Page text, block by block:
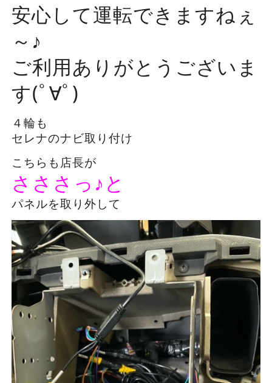
安心して運転できますねぇ
～♪
ご利用ありがとうございま
す(ﾟ∀ﾟ)
４輪も
セレナのナビ取り付け
こちらも店長が
さささっ♪と
パネルを取り外して